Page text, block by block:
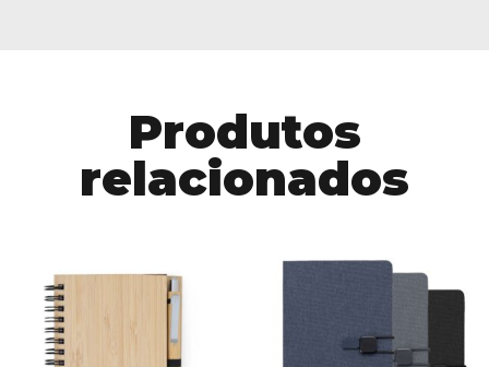
Produtos
relacionados